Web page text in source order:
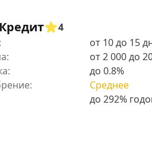
4
от 10 до 15
от 2 000 до
до 0.8%
Среднее